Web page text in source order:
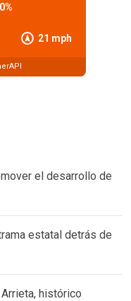
21 mph
el desarrollo de
estatal detrás de
histórico